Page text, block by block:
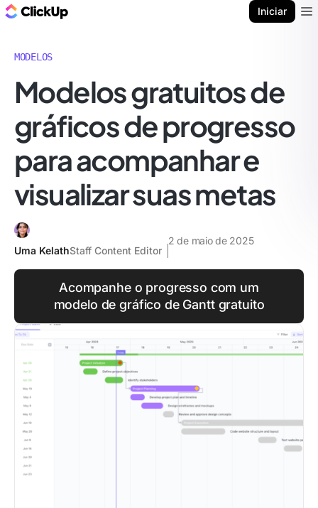
Iniciar
MODELOS
Modelos gratuitos de
gráficos de progresso
para acompanhar e
visualizar suas metas
Uma KelathStaff Content Editor
2 de maio de 2025
Acompanhe o progresso com um
modelo de gráfico de Gantt gratuito